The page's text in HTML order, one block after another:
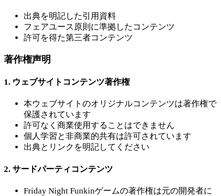
出典を明記した引用資料
フェアユース原則に準拠したコンテンツ
許可を得た第三者コンテンツ
著作権声明
1. ウェブサイトコンテンツ著作権
本ウェブサイトのオリジナルコンテンツは著作権で
保護されています
許可なく商業使用することはできません
個人学習と非商業的共有は許可されています
出典とリンクを明記してください
2. サードパーティコンテンツ
Friday Night Funkinゲームの著作権は元の開発者に